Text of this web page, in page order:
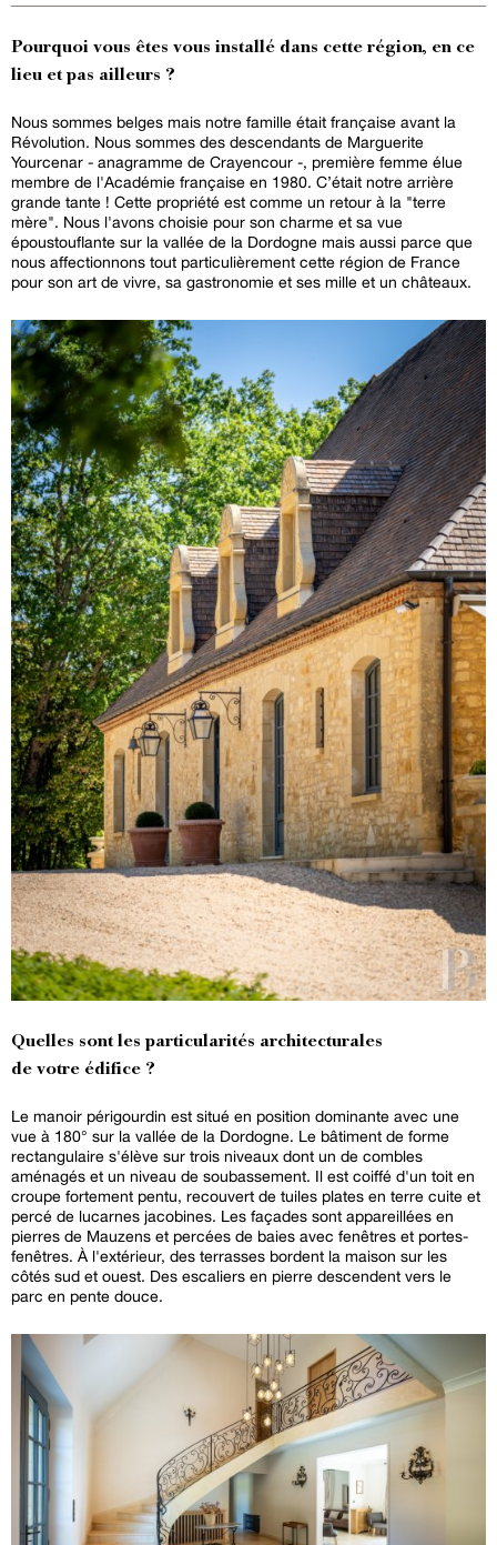
Pourquoi vous êtes vous installé dans cette région, en ce
lieu et pas ailleurs ?
Nous sommes belges mais notre famille était française avant la
Révolution. Nous sommes des descendants de Marguerite
Yourcenar - anagramme de Crayencour -, première femme élue
membre de l'Académie française en 1980. C’était notre arrière
grande tante ! Cette propriété est comme un retour à la "terre
mère". Nous l'avons choisie pour son charme et sa vue
époustouflante sur la vallée de la Dordogne mais aussi parce que
nous affectionnons tout particulièrement cette région de France
pour son art de vivre, sa gastronomie et ses mille et un châteaux.
Quelles sont les particularités architecturales
de votre édifice ?
Le manoir périgourdin est situé en position dominante avec une
vue à 180° sur la vallée de la Dordogne. Le bâtiment de forme
rectangulaire s'élève sur trois niveaux dont un de combles
aménagés et un niveau de soubassement. Il est coiffé d'un toit en
croupe fortement pentu, recouvert de tuiles plates en terre cuite et
percé de lucarnes jacobines. Les façades sont appareillées en
pierres de Mauzens et percées de baies avec fenêtres et portes-
fenêtres. À l'extérieur, des terrasses bordent la maison sur les
côtés sud et ouest. Des escaliers en pierre descendent vers le
parc en pente douce.